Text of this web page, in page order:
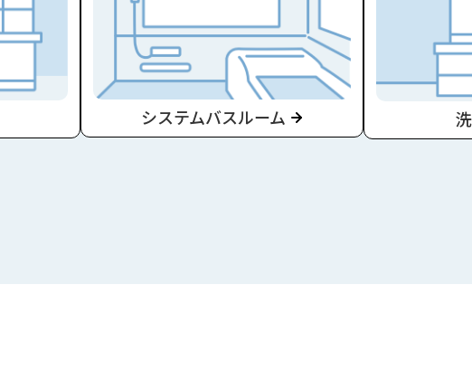
システムバスルーム